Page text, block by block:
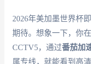
2026年美加墨世界杯
期待。想象一下，你
CCTV5，通过番茄加
属专线，就能看到高